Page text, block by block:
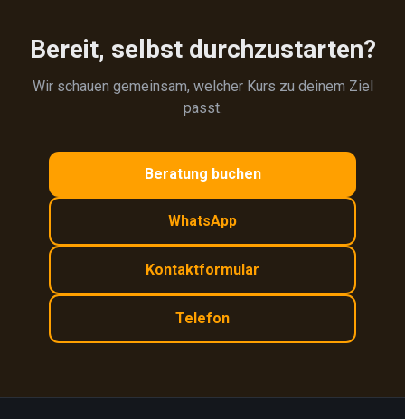
Bereit, selbst durchzustarten?
Wir schauen gemeinsam, welcher Kurs zu deinem Ziel
passt.
Beratung buchen
WhatsApp
Kontaktformular
Telefon